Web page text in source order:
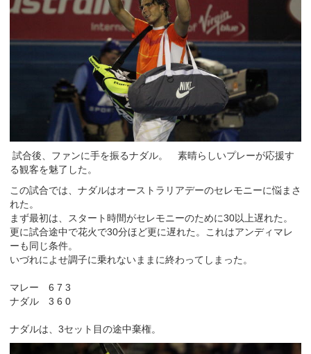
試合後、ファンに手を振るナダル。 素晴らしいプレーが応援す
る観客を魅了した。
この試合では、ナダルはオーストラリアデーのセレモニーに悩まさ
れた。
まず最初は、スタート時間がセレモニーのために30以上遅れた。
更に試合途中で花火で30分ほど更に遅れた。これはアンディマレ
ーも同じ条件。
いづれによせ調子に乗れないままに終わってしまった。
マレー 6 7 3
ナダル 3 6 0
ナダルは、3セット目の途中棄権。